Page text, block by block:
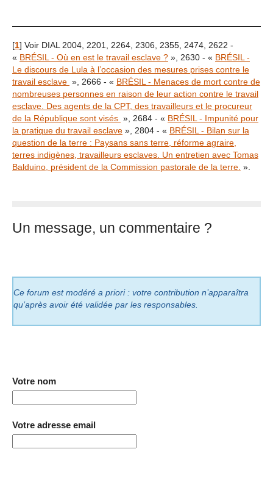
[1] Voir DIAL 2004, 2201, 2264, 2306, 2355, 2474, 2622 -
« BRÉSIL - Où en est le travail esclave ? », 2630 - « BRÉSIL -
Le discours de Lula à l’occasion des mesures prises contre le
travail esclave », 2666 - « BRÉSIL - Menaces de mort contre de
nombreuses personnes en raison de leur action contre le travail
esclave. Des agents de la CPT, des travailleurs et le procureur
de la République sont visés », 2684 - « BRÉSIL - Impunité pour
la pratique du travail esclave », 2804 - « BRÉSIL - Bilan sur la
question de la terre : Paysans sans terre, réforme agraire,
terres indigènes, travailleurs esclaves. Un entretien avec Tomas
Balduino, président de la Commission pastorale de la terre. ».
Un message, un commentaire ?
Ce forum est modéré a priori : votre contribution n’apparaîtra
qu’après avoir été validée par les responsables.
Votre nom
Votre adresse email